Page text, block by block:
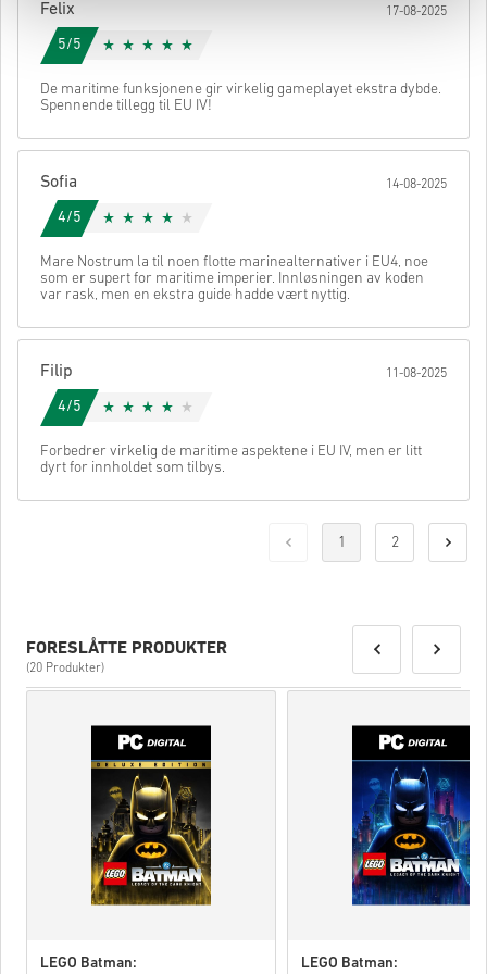
Felix 17-08-2025
5/5
De maritime funksjonene gir virkelig gameplayet ekstra dybde.
Spennende tillegg til EU IV!
Sofia 14-08-2025
4/5
Mare Nostrum la til noen flotte marinealternativer i EU4, noe
som er supert for maritime imperier. Innløsningen av koden
var rask, men en ekstra guide hadde vært nyttig.
Filip 11-08-2025
4/5
Forbedrer virkelig de maritime aspektene i EU IV, men er litt
dyrt for innholdet som tilbys.
1 2
FORESLÅTTE PRODUKTER
(20 Produkter)
LEGO Batman:
LEGO Batman: